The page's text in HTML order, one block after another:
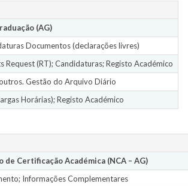
(AG)
Documentos (declarações livres)
Request (RT); Candidaturas; Registo Académico
Gestão do Arquivo Diário
Horárias); Registo Académico
de Certificação Académica (NCA – AG)
Informações Complementares